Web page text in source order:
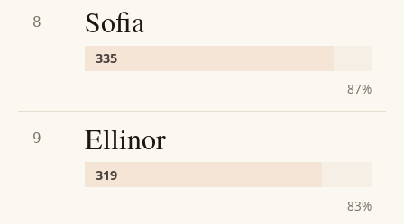
8 Sofia
335
87%
9 Ellinor
319
83%